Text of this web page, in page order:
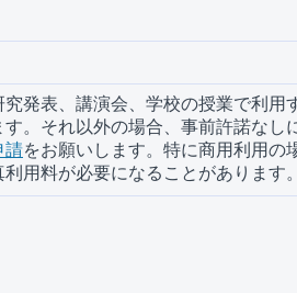
究発表、講演会、学校の授業で利用
。それ以外の場合、事前許諾なし
請をお願いします。特に商用利用の
用料が必要になることがあります。